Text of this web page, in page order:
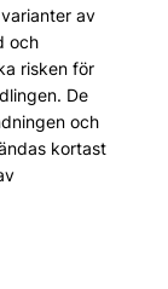
av
och
risken för
De
och
kortast